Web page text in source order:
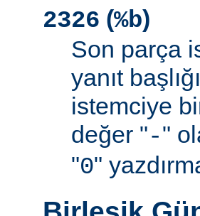
2326 (%b)
Son parça
yanıt
istemciye
değer "-"
"0"